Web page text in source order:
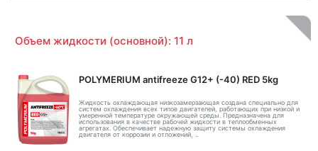
Объем жидкости (основной): 11 л
POLYMERIUM antifreeze G12+ (-40) RED 5kg
Жидкость охлаждающая низкозамерзающая создана специально для
систем охлаждения всех типов двигателей, работающих при низкой и
умеренной температуре окружающей среды. Предназначена для
использования в качестве рабочей жидкости в теплообменных
агрегатах. Обеспечивает надежную защиту системы охлаждения
двигателя от коррозии и отложений, ..